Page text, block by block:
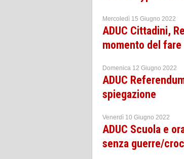
Mercoledì 15 Giugno 2022
ADUC Cittadini,
momento del fare
Domenica 12 Giugno 2022
ADUC
spiegazione
Venerdì 10 Giugno 2022
ADUC Scuola e
senza guerre/